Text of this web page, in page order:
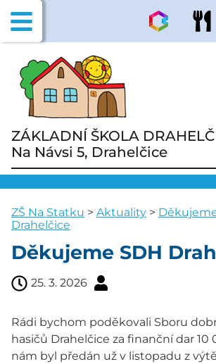
ZÁKLADNÍ ŠKOLA
Na Návsi 5, Drahelčice
ZŠ Na Statku > Aktuality >
Drahelčice
Děkujeme SDH
25. 3. 2026
Rádi bychom poděkovali Sboru
hasičů Drahelčice za finanční dar 10
nám byl předán už v listopadu z